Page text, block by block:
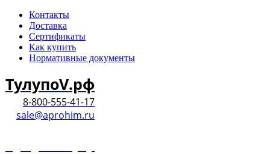
Контакты
Доставка
Сертификаты
Как купить
Нормативные документы
ТулупоV.рф
8-800-555-41-17
sale@aprohim.ru